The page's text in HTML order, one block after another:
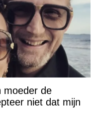
moeder de
niet dat mijn